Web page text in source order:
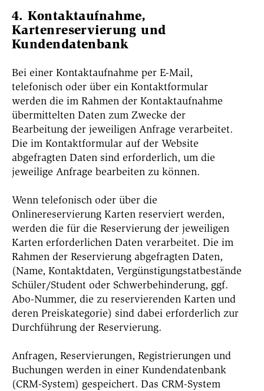
4. Kontaktaufnahme,
Kartenreservierung und
Kundendatenbank
Bei einer Kontaktaufnahme per E-Mail,
telefonisch oder über ein Kontaktformular
werden die im Rahmen der Kontaktaufnahme
übermittelten Daten zum Zwecke der
Bearbeitung der jeweiligen Anfrage verarbeitet.
Die im Kontaktformular auf der Website
abgefragten Daten sind erforderlich, um die
jeweilige Anfrage bearbeiten zu können.
Wenn telefonisch oder über die
Onlinereservierung Karten reserviert werden,
werden die für die Reservierung der jeweiligen
Karten erforderlichen Daten verarbeitet. Die im
Rahmen der Reservierung abgefragten Daten,
(Name, Kontaktdaten, Vergünstigungstatbestände
Schüler/Student oder Schwerbehinderung, ggf.
Abo-Nummer, die zu reservierenden Karten und
deren Preiskategorie) sind dabei erforderlich zur
Durchführung der Reservierung.
Anfragen, Reservierungen, Registrierungen und
Buchungen werden in einer Kundendatenbank
(CRM-System) gespeichert. Das CRM-System